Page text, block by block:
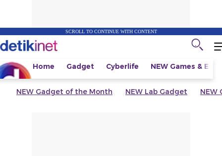
SCROLL TO CONTINUE WITH CONTENT
Home Gadget Cyberlife NEW Games &
NEW Gadget of the Month NEW Lab Gadget NEW